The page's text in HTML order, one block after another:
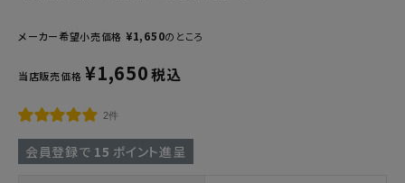
お悩み解決コラム
INFORMATION
プライバシーポリシー
メーカー希望小売価格 ¥1,650のところ
当店販売価格 ¥1,650税込
2件
会員登録で 15 ポイント進呈